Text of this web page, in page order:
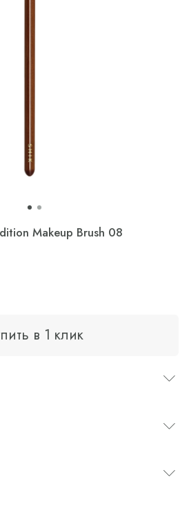
Makeup Brush 08
в 1 клик